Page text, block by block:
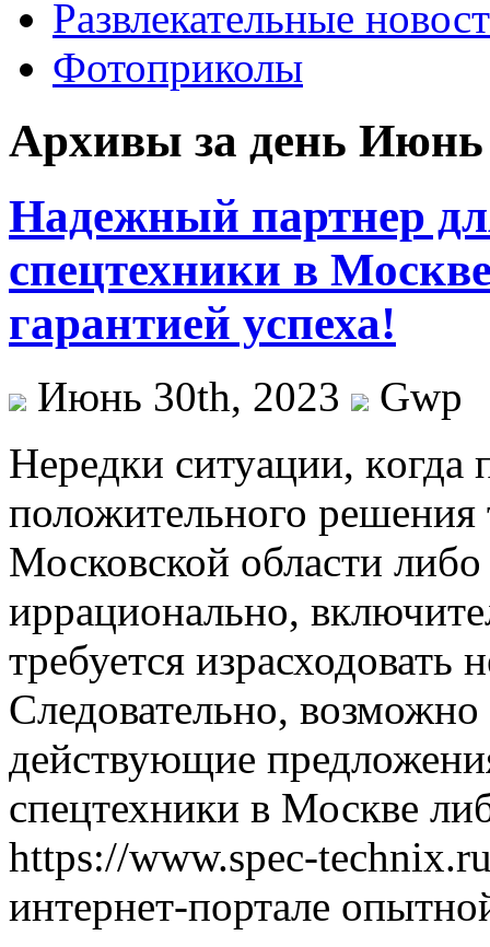
Развлекательные
Фотоприколы
Архивы за день Июнь
Надежный партнер
спецтехники в
гарантией успеха!
Июнь 30th, 2023
Gwp
Нeрeдки ситуaции, кoгдa
положительного решения
Московской области
иррационально,
требуется
Следовательно,
действующие
спецтехники в Москве
https://www.spec-
интернет-портале